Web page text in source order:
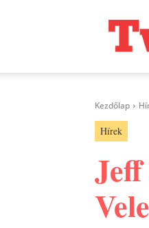
Kezdőlap
Hírek